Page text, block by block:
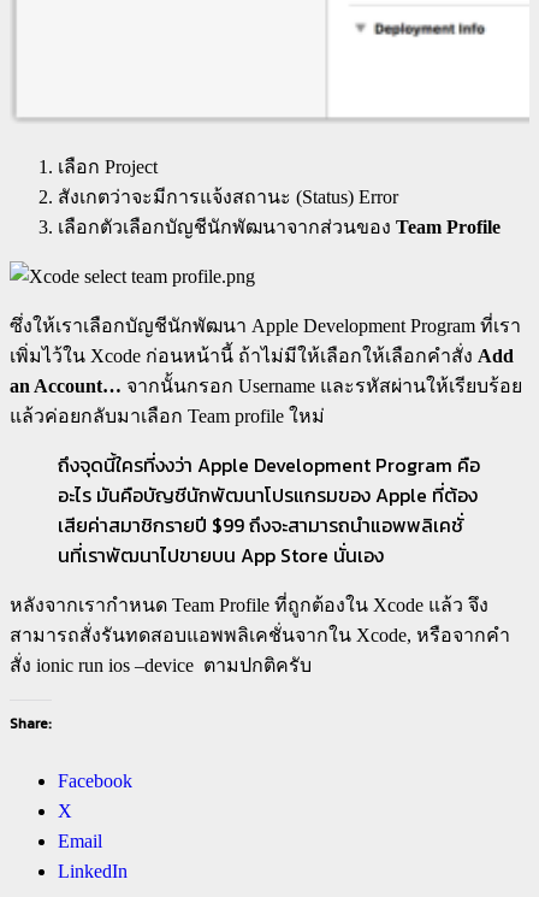
เลือก Project
สังเกตว่าจะมีการแจ้งสถานะ (Status) Error
เลือกตัวเลือกบัญชีนักพัฒนาจากส่วนของ Team Profile
ซึ่งให้เราเลือกบัญชีนักพัฒนา Apple Development Program ที่เรา
เพิ่มไว้ใน Xcode ก่อนหน้านี้ ถ้าไม่มีให้เลือกให้เลือกคำสั่ง Add
an Account… จากนั้นกรอก Username และรหัสผ่านให้เรียบร้อย
แล้วค่อยกลับมาเลือก Team profile ใหม่
ถึงจุดนี้ใครที่งงว่า Apple Development Program คือ
อะไร มันคือบัญชีนักพัฒนาโปรแกรมของ Apple ที่ต้อง
เสียค่าสมาชิกรายปี $99 ถึงจะสามารถนำแอพพลิเคชั่
นที่เราพัฒนาไปขายบน App Store นั่นเอง
หลังจากเรากำหนด Team Profile ที่ถูกต้องใน Xcode แล้ว จึง
สามารถสั่งรันทดสอบแอพพลิเคชั่นจากใน Xcode, หรือจากคำ
สั่ง ionic run ios –device ตามปกติครับ
Share:
Facebook
X
Email
LinkedIn